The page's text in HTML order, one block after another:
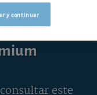
este
y continuar